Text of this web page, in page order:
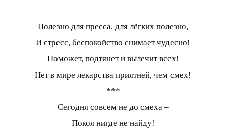
Полезно для пресса, для лёгких полезно,
И стресс, беспокойство снимает чудесно!
Поможет, подтянет и вылечит всех!
Нет в мире лекарства приятней, чем смех!
***
Сегодня совсем не до смеха –
Покоя нигде не найду!